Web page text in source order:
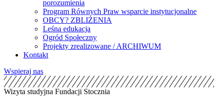
porozumienia
Program Równych Praw wsparcie instytucjonalne
OBCY? ZBLIŻENIA
Leśna edukacja
Ogród Społeczny
Projekty zrealizowane / ARCHIWUM
Kontakt
Wspieraj nas
Wizyta studyjna Fundacji Stocznia